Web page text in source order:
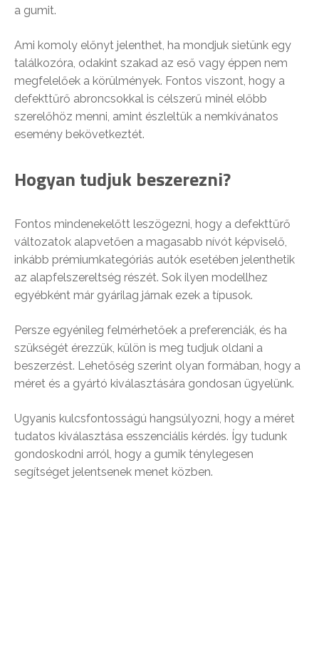
a gumit.
Ami komoly előnyt jelenthet, ha mondjuk sietünk egy
találkozóra, odakint szakad az eső vagy éppen nem
megfelelőek a körülmények. Fontos viszont, hogy a
defekttűrő abroncsokkal is célszerű minél előbb
szerelőhöz menni, amint észleltük a nemkívánatos
esemény bekövetkeztét.
Hogyan tudjuk beszerezni?
Fontos mindenekelőtt leszögezni, hogy a defekttűrő
változatok alapvetően a magasabb nívót képviselő,
inkább prémiumkategóriás autók esetében jelenthetik
az alapfelszereltség részét. Sok ilyen modellhez
egyébként már gyárilag járnak ezek a típusok.
Persze egyénileg felmérhetőek a preferenciák, és ha
szükségét érezzük, külön is meg tudjuk oldani a
beszerzést. Lehetőség szerint olyan formában, hogy a
méret és a gyártó kiválasztására gondosan ügyelünk.
Ugyanis kulcsfontosságú hangsúlyozni, hogy a méret
tudatos kiválasztása esszenciális kérdés. Így tudunk
gondoskodni arról, hogy a gumik ténylegesen
segítséget jelentsenek menet közben.